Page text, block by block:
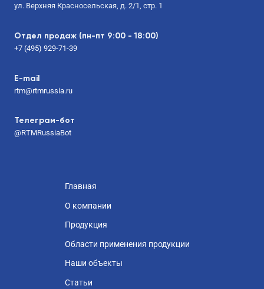
ул. Верхняя Красносельская, д. 2/1, стр. 1
Отдел продаж (пн-пт 9:00 - 18:00)
+7 (495) 929-71-39
E-mail
rtm@rtmrussia.ru
Телеграм-бот
@RTMRussiaBot
Главная
О компании
Продукция
Области применения продукции
Наши объекты
Статьи